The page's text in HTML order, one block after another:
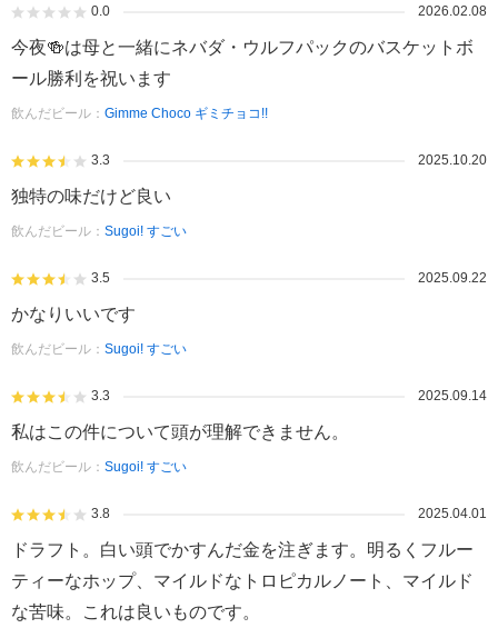
0.0 2026.02.08
今夜🍻は母と一緒にネバダ・ウルフパックのバスケットボ
ール勝利を祝います
飲んだビール： Gimme Choco ギミチョコ!!
3.3 2025.10.20
独特の味だけど良い
飲んだビール： Sugoi! すごい
3.5 2025.09.22
かなりいいです
飲んだビール： Sugoi! すごい
3.3 2025.09.14
私はこの件について頭が理解できません。
飲んだビール： Sugoi! すごい
3.8 2025.04.01
ドラフト。白い頭でかすんだ金を注ぎます。明るくフルー
ティーなホップ、マイルドなトロピカルノート、マイルド
な苦味。これは良いものです。